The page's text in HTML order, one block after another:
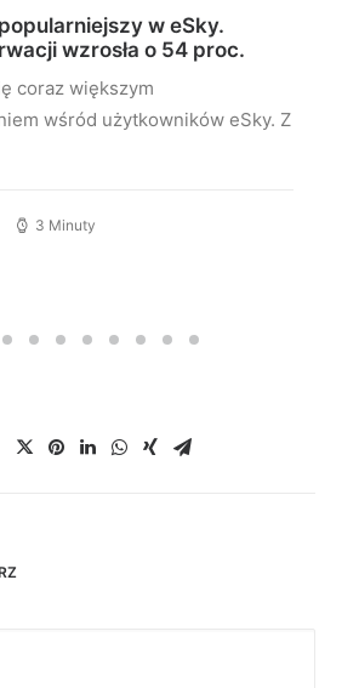
w eSky.
wzrosła o 54 proc.
coraz większym
wśród użytkowników eSky. Z
3 Minuty